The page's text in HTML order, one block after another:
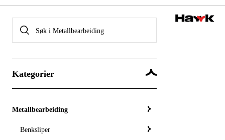
Kategorier
Metallbearbeiding
Benksliper